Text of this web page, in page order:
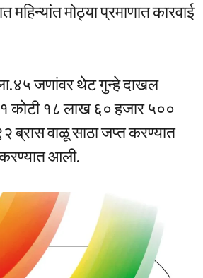
मोठ्या प्रमाणात कारवाई
जणांवर थेट गुन्हे दाखल
कोटी १८ लाख ६० हजार ५००
ब्रास वाळू साठा जप्त करण्यात
आली.